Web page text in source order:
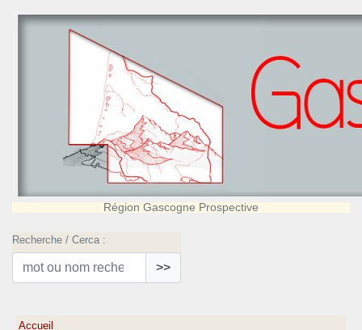
Région Gascogne Prospective
Recherche / Cerca :
>>
Accueil